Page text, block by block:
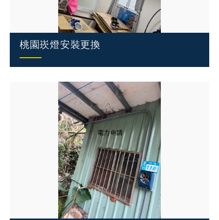
桃園崁燈安裝更換